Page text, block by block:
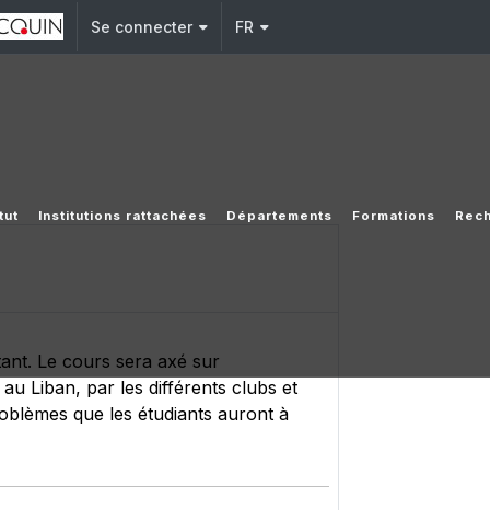
Se connecter FR
Institutions rattachées Départements Formations
Le cours sera axé sur
Liban, par les différents clubs et
que les étudiants auront à